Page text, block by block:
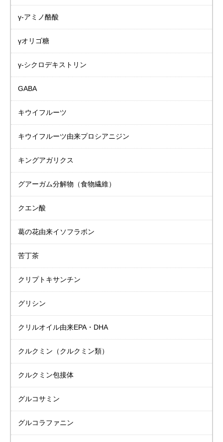
γ-アミノ酪酸
γオリゴ糖
γ-シクロデキストリン
GABA
キウイフルーツ
キウイフルーツ由来プロシアニジン
キングアガリクス
グアーガム分解物 （食物繊維）
クエン酸
葛の花由来イソフラボン
苦丁茶
クリプトキサンチン
グリシン
クリルオイル由来EPA・DHA
クルクミン （クルクミン類）
クルクミン包接体
グルコサミン
グルコラファニン